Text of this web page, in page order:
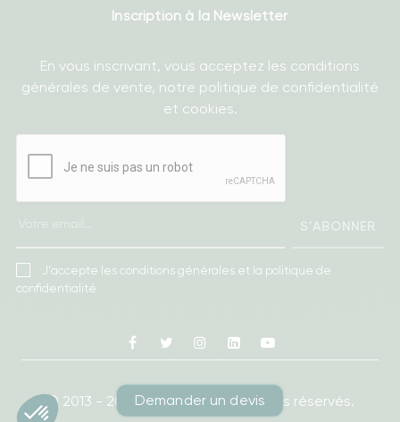
Inscription à la Newsletter
En vous inscrivant, vous acceptez les conditions
générales de vente, notre politique de confidentialité
et cookies.
S'ABONNER
J'accepte les conditions générales et la politique de
confidentialité
Facebook
Twitter InstagramLinkedin
© 2013 - 2026Ameublea.Tous droits réservés.
Demander un devis